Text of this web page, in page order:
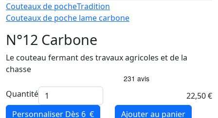
Couteaux de pocheTradition
Couteaux de poche lame carbone
N°12 Carbone
Le couteau fermant des travaux agricoles et de la
chasse
Quantité
22,50 €
Personnaliser Dès 6 € Ajouter au panier